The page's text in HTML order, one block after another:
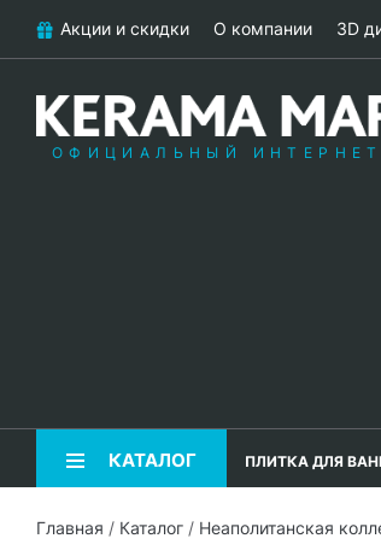
Акции и скидки О компании 3D
ОФИЦИАЛЬНЫЙ
КАТАЛОГ ПЛИТКА ДЛЯ
Главная / Каталог / Неаполитанская